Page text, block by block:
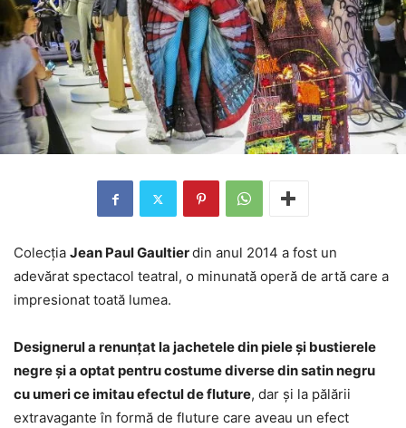
Colecția Jean Paul Gaultierdin anul 2014 a fost un
adevărat spectacol teatral, o minunată operă de artă care a
impresionat toată lumea.
Designerul a renunțat la jachetele din piele și bustierele
negre și a optat pentru costume diverse din satin negru
cu umeri ce imitau efectul de fluture, dar și la pălării
extravagante în formă de fluture care aveau un efect